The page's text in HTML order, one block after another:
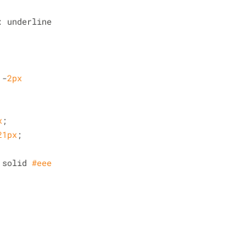
: underline
-2px
;
;
solid #eee